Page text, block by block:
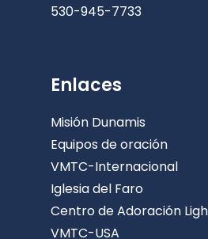
530-945-7733
Enlaces
Misión Dunamis
Equipos de oración
VMTC-Internacional
Iglesia del Faro
Centro de Adoración
VMTC-USA